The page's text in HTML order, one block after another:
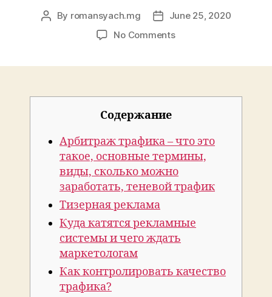
Post
By romansyach.mg
PostJune 25, 2020
No Commentson
арбитраже
2022
году
Содержание
Арбитраж трафика – что это
такое, основные термины,
виды, сколько можно
заработать, теневой трафик
Тизерная реклама
Куда катятся рекламные
системы и чего ждать
маркетологам
Как контролировать качество
трафика?